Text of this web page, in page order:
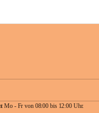
Mo - Fr von 08:00 bis 12:00 Uhr.